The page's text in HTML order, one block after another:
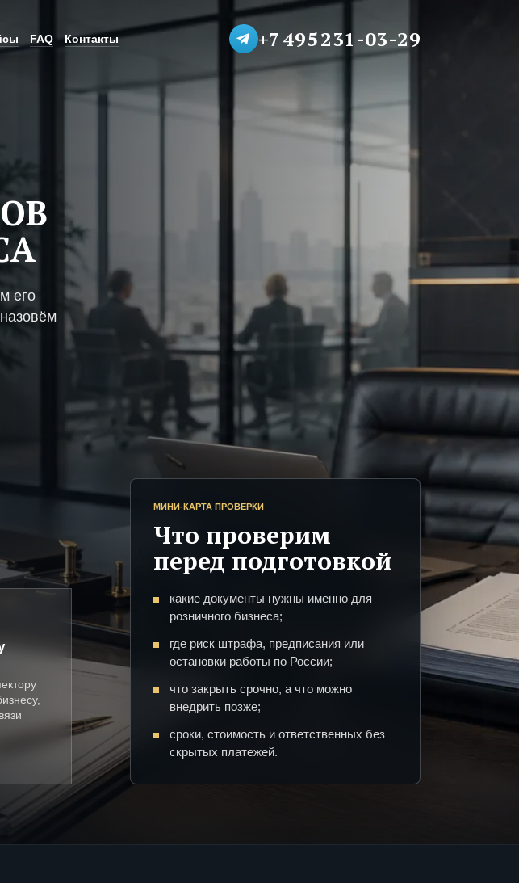
FAQ Контакты +7 495 231-03-29
его
МИНИ-КАРТА ПРОВЕРКИ
Что проверим
перед подготовкой
какие документы нужны именно для
розничного бизнеса;
где риск штрафа, предписания или
остановки работы по России;
что закрыть срочно, а что можно
внедрить позже;
сроки, стоимость и ответственных без
скрытых платежей.